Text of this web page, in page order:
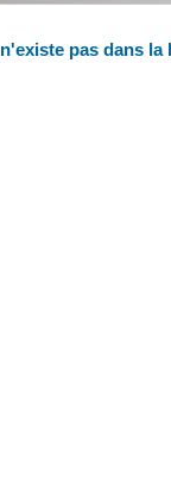
n'existe pas dans la